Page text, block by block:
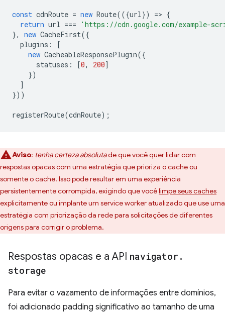
const cdnRoute = new Route(({url}) => {
return url ===
'https://cdn.google.com/example-
},
new CacheFirst({
plugins :
[
new CacheableResponsePlugin({
statuses : [0, 200]
})
]
}))
registerRoute(cdnRoute);
Aviso: tenha certeza absolutade que você quer lidar com
respostas opacas com uma estratégia que prioriza o cache ou
somente o cache. Isso pode resultar em uma experiência
persistentemente corrompida, exigindo que vocêlimpe seus caches
explicitamente ou implante um service worker atualizado que use uma
estratégia com priorização da rede para solicitações de diferentes
origens para corrigir o problema.
Respostas opacas e a API navigator .
storage
Para evitar o vazamento de informações entre domínios,
foi adicionado padding significativo ao tamanho de uma